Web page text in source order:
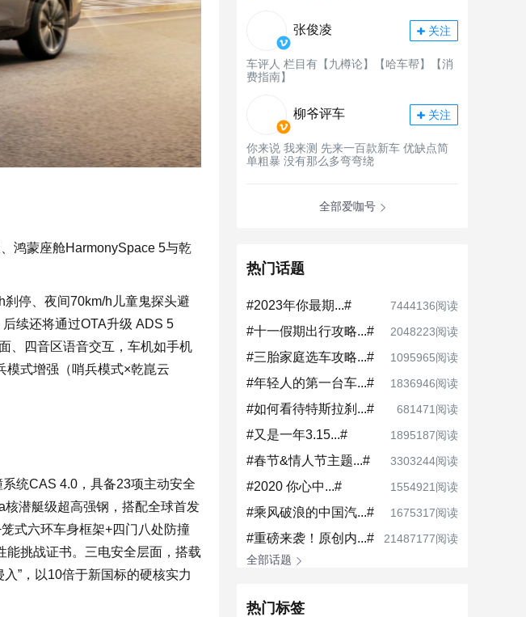
鸿蒙座舱HarmonySpace 5与乾
停、夜间70km/h儿童鬼探头避
续还将通过OTA升级 ADS 5
、四音区语音交互，车机如手机
模式增强（哨兵模式×乾崑云
统CAS 4.0，具备23项主动安全
潜艇级超高强钢，搭配全球首发
式六环车身框架+四门八处防撞
能挑战证书。三电安全层面，搭载
”，以10倍于新国标的硬核实力
张俊凌 关注
车评人 栏目有【九樽论】【哈车帮】【消
费指南】
柳爷评车 关注
你来说 我来测 先来一百款新车 优缺点简
单粗暴 没有那么多弯弯绕
全部爱咖号
热门话题
#2023年你最期...# 7444136阅读
#十一假期出行攻略...# 2048223阅读
#三胎家庭选车攻略...# 1095965阅读
#年轻人的第一台车...# 1836946阅读
#如何看待特斯拉刹...# 681471阅读
#又是一年3.15...# 1895187阅读
#春节&情人节主题...# 3303244阅读
#2020 你心中...# 1554921阅读
#乘风破浪的中国汽...# 1675317阅读
#重磅来袭！原创内...#
21487177阅读
全部话题
热门标签